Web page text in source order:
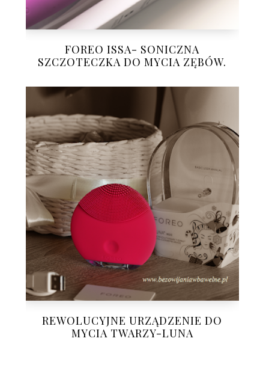
FOREO ISSA- SONICZNA
SZCZOTECZKA DO MYCIA ZĘBÓW.
REWOLUCYJNE URZĄDZENIE DO
MYCIA TWARZY-LUNA